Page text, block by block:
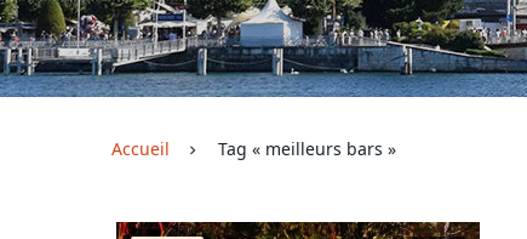
Accueil Tag « meilleurs bars »